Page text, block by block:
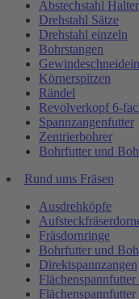
Abstechstahl Halter
Drehstahl Sätze
Drehstahl einzeln
Bohrstangen
Körnerspitzen
Rändel
Revolverkopf 6-
Spannzangenfutter
Zentrierbohrer
Bohrfutter und
Rund ums Fräsen
Ausdrehköpfe
Fräsdornringe
Bohrfutter und
Direktspannzangen